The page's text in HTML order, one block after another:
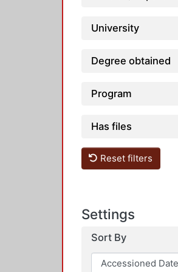
University
Degree obtained
Program
Has files
Reset filters
Settings
Sort By